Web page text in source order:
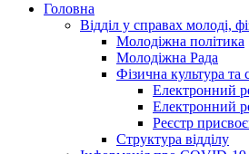
Головна
Відділ у справах молоді,
Молодіжна політика
Молодіжна Рада
Фізична культура та
Електронний
Електронний
Реєстр
Структура відділу